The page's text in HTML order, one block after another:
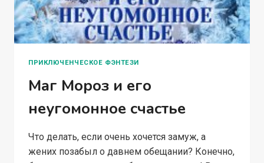
ПРИКЛЮЧЕНЧЕСКОЕ ФЭНТЕЗИ
Маг Мороз и его
неугомонное счастье
Что делать, если очень хочется замуж, а
жених позабыл о давнем обещании? Конечно,